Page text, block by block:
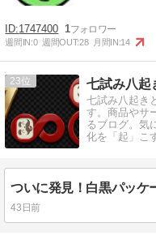
1747400 1
週間IN:0 週間OUT:28 月間IN:14
23 七試み八起
七試み八起き
す。商品やサ
るブログ。気
化を「起」こ
43日前